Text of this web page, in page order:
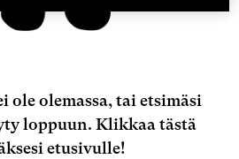
ole olemassa, tai etsimäsi
loppuun. Klikkaa tästä
etusivulle!